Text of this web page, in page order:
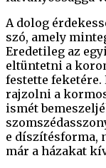
A dolog
szó, amely
Eredetileg az
eltüntetni a
festette
rajzolni a
ismét
e díszítésforma,
már a házakat